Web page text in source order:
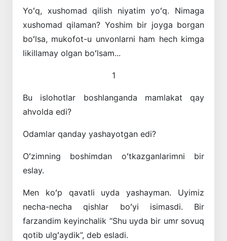
Yoʻq, xushomad qilish niyatim yoʻq. Nimaga
xushomad qilaman? Yoshim bir joyga borgan
boʻlsa, mukofot-u unvonlarni ham hech kimga
likillamay olgan boʻlsam...
1
Bu islohotlar boshlanganda mamlakat qay
ahvolda edi?
Odamlar qanday yashayotgan edi?
Oʻzimning boshimdan oʻtkazganlarimni bir
eslay.
Men koʻp qavatli uyda yashayman. Uyimiz
necha-necha qishlar boʻyi isimasdi. Bir
farzandim keyinchalik “Shu uyda bir umr sovuq
qotib ulgʻaydik”, deb esladi.